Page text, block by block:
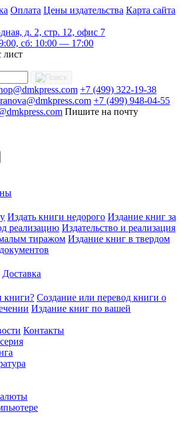
Оплата Цены издательства Карта сайта
д. 2, стр. 12, офис 7
сб: 10:00 — 17:00
лист
+7 (499) 322-19-38
+7 (499) 948-04-55
Пишите на почту
Издать книги недорого Издание книг за
реализацию Издательство и реализация
тиражом Издание книг в твердом
Доставка
книги? Создание или перевод книги о
Издание книг по вашей
Контакты